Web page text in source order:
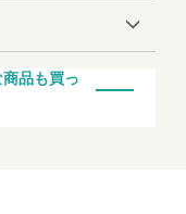
品も買っ